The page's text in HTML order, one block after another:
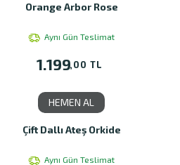
Orange Arbor Rose
Aynı Gün Teslimat
1.199,00 TL
HEMEN AL
Çift Dallı Ateş Orkide
Aynı Gün Teslimat